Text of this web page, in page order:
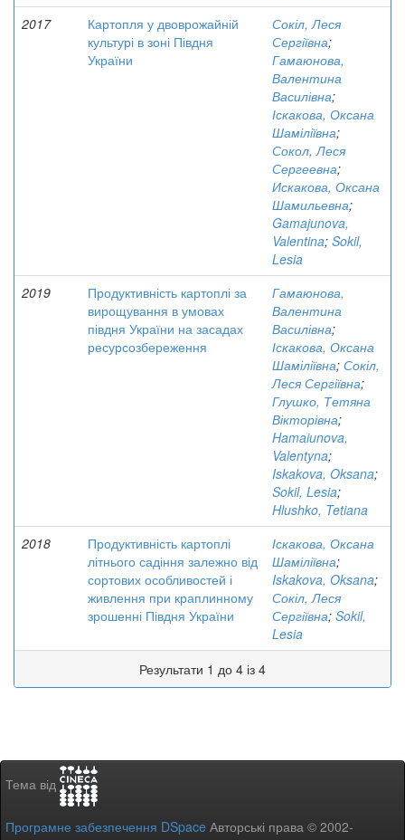
2017
Картопля у двоврожайній
культурі в зоні Півдня
України
Сокіл, Леся
Сергіївна;
Гамаюнова,
Валентина
Василівна;
Іскакова, Оксана
Шаміліївна;
Сокол, Леся
Сергеевна;
Искакова, Оксана
Шамильевна;
Gamajunova,
Valentina; Sokil,
Lesia
2019
Продуктивність картоплі за
вирощування в умовах
півдня України на засадах
ресурсозбереження
Гамаюнова,
Валентина
Василівна;
Іскакова, Оксана
Шаміліївна; Сокіл,
Леся Сергіївна;
Глушко, Тетяна
Вікторівна;
Hamaiunova,
Valentyna;
Iskakova, Oksana;
Sokil, Lesia;
Hlushko, Tetiana
2018
Продуктивність картоплі
літнього садіння залежно від
сортових особливостей і
живлення при краплинному
зрошенні Півдня України
Іскакова, Оксана
Шаміліївна;
Iskakova, Oksana;
Сокіл, Леся
Сергіївна; Sokil,
Lesia
Результати 1 до 4 із 4
Тема від
Програмне забезпечення DSpace Авторські права © 2002-